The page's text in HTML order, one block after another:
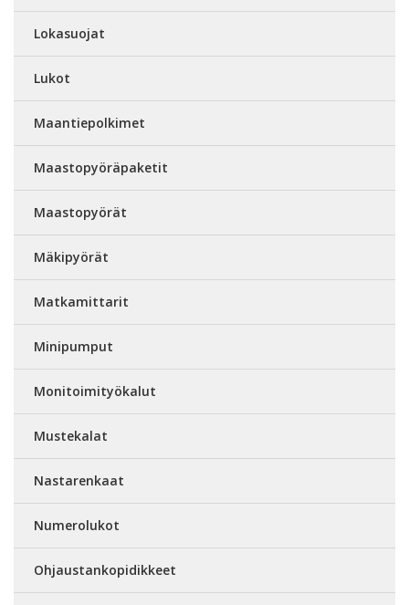
Lokasuojat
Lukot
Maantiepolkimet
Maastopyöräpaketit
Maastopyörät
Mäkipyörät
Matkamittarit
Minipumput
Monitoimityökalut
Mustekalat
Nastarenkaat
Numerolukot
Ohjaustankopidikkeet